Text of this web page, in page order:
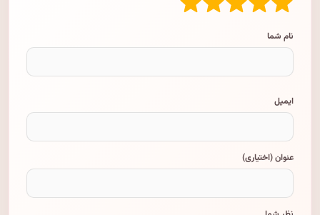
نام شما
ایمیل
عنوان (اختیاری)